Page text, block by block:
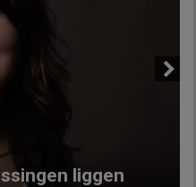
liggen